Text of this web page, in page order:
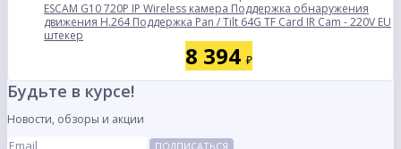
ESCAM G10 720P IP Wireless камера Поддержка обнаружения
движения H.264 Поддержка Pan / Tilt 64G TF Card IR Cam - 220V EU
штекер
8 394 ₽
Будьте в курсе!
Новости, обзоры и акции
ПОДПИСАТЬСЯ